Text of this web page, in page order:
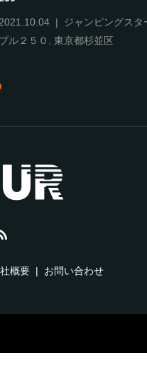
2021.10.04 ジャンピングスタ
ブル２５０
東京都杉並区
概要 お問い合わせ